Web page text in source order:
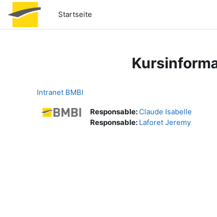
Zum Hauptinhalt
Startseite
Intranet BMBI
Responsable: Claude Isabelle
Responsable: Laforet Jeremy